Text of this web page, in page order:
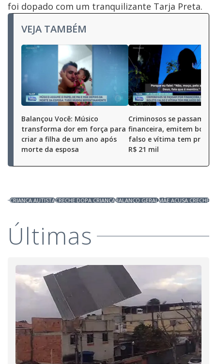
foi dopado com um tranquilizante Tarja Preta.
VEJA TAMBÉM
Balançou Você: Músico
transforma dor em força para
criar a filha de um ano após
morte da esposa
Criminosos se passam por
financeira, emitem boleto
falso e vítima tem
R$ 21 mil
CRIANÇA AUTISTACRECHE DOPA CRIANÇABALANÇO GERALMÃE ACUSA CRECHE
Últimas